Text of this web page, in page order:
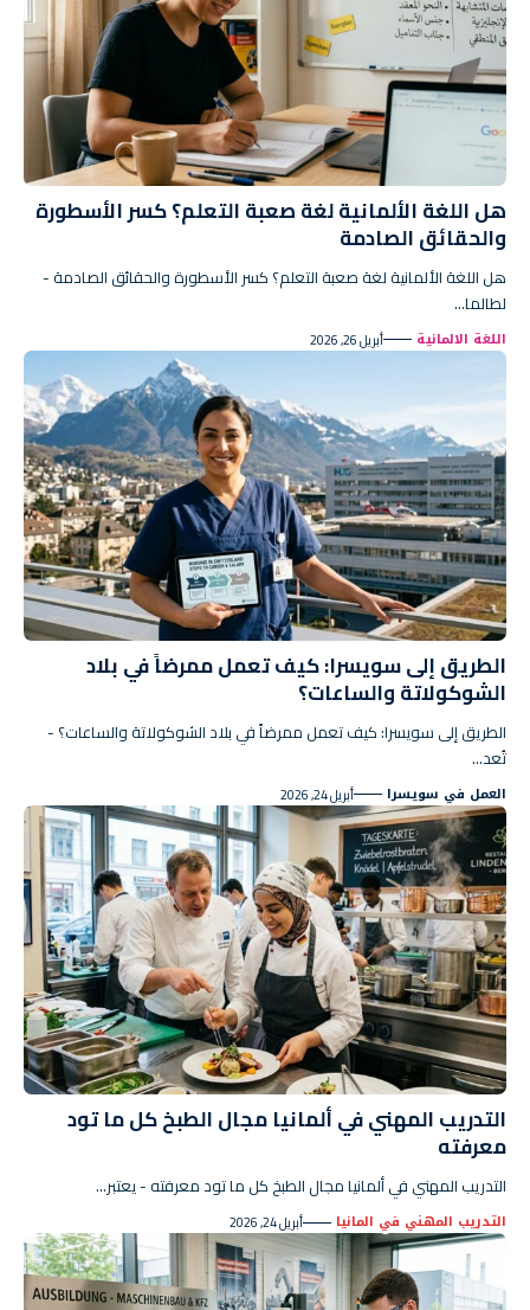
هل اللغة الألمانية لغة صعبة التعلم؟ كسر الأسطورة
والحقائق الصادمة
هل اللغة الألمانية لغة صعبة التعلم؟ كسر الأسطورة والحقائق الصادمة -
لطالما…
اللغة الالمانية أبريل 26, 2026
الطريق إلى سويسرا: كيف تعمل ممرضاً في بلاد
الشوكولاتة والساعات؟
الطريق إلى سويسرا: كيف تعمل ممرضاً في بلاد الشوكولاتة والساعات؟ -
تُعد…
العمل في سويسرا أبريل 24, 2026
التدريب المهني في ألمانيا مجال الطبخ كل ما تود
معرفته
التدريب المهني في ألمانيا مجال الطبخ كل ما تود معرفته - يعتبر…
التدريب المهني في المانيا أبريل 24, 2026